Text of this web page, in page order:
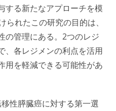
する新たなアプローチを模
られたこの研究の目的は、
の管理にある。2つのレジ
、各レジメンの利点を活用
用を軽減できる可能性があ
性膵臓癌に対する第一選